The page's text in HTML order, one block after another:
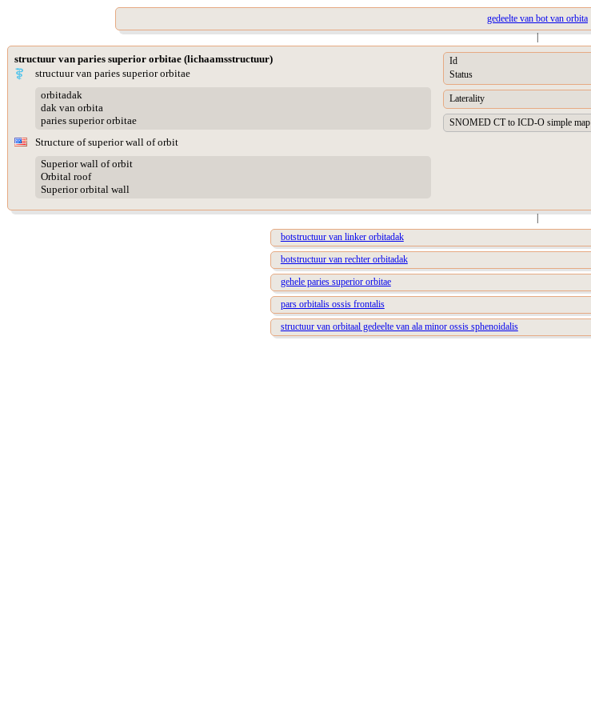
gedeelte van bot van orbita
|
structuur van paries superior orbitae (lichaamsstructuur)
structuur van paries superior orbitae
orbitadak
dak van orbita
paries superior orbitae
Structure of superior wall of orbit
Superior wall of orbit
Orbital roof
Superior orbital wall
Id
Status
Laterality
SNOMED CT to ICD-O simple map
|
botstructuur van linker orbitadak
botstructuur van rechter orbitadak
gehele paries superior orbitae
pars orbitalis ossis frontalis
structuur van orbitaal gedeelte van ala minor ossis sphenoidalis